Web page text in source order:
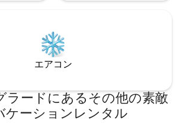
エアコン
ラードにあるその他の素敵
ケーションレンタル